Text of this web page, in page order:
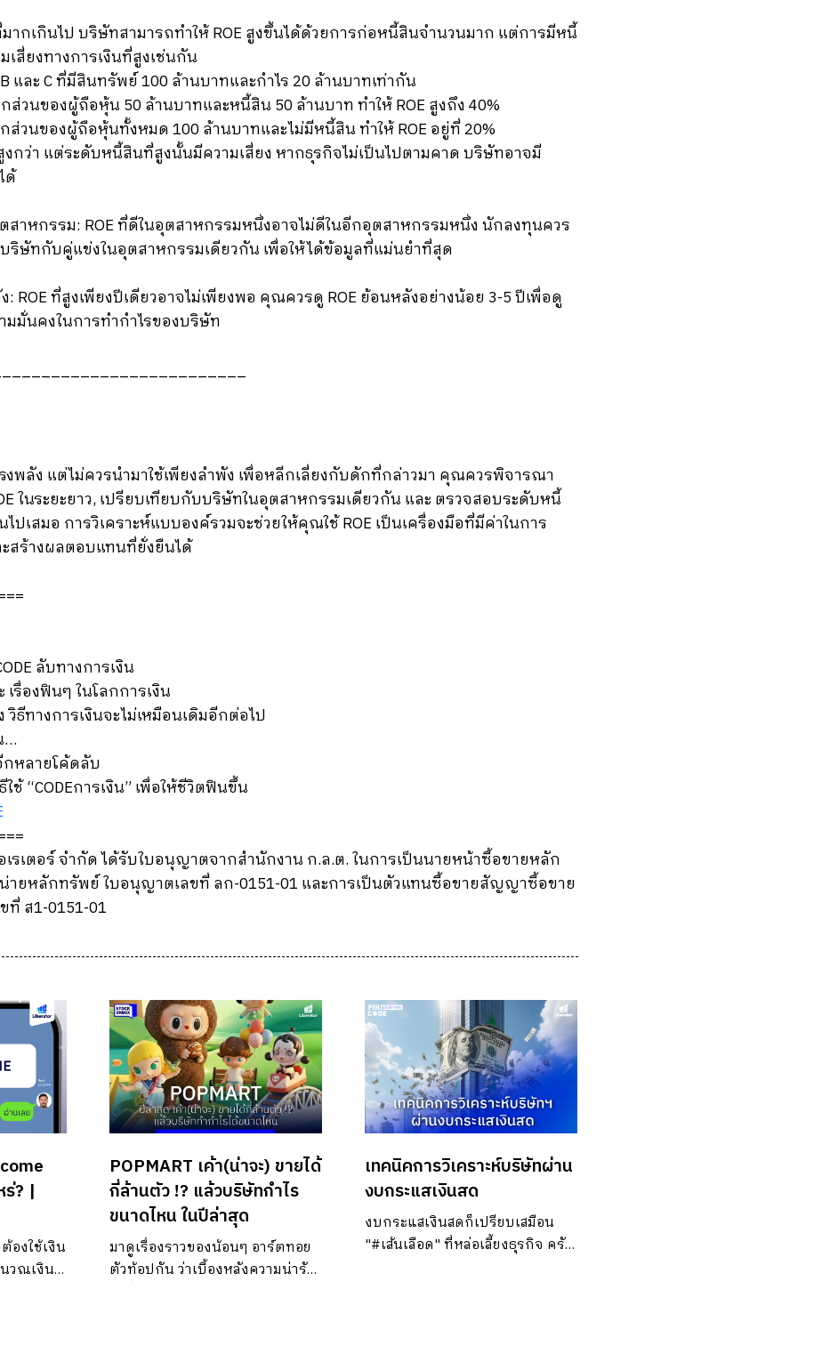
ากเกินไป บริษัทสามารถทำให้ ROE สูงขึ้นได้ด้วยการก่อหนี้สินจำนวนมาก แต่การมีหนี้
เสี่ยงทางการเงินที่สูงเช่นกัน
และ C ที่มีสินทรัพย์ 100 ล้านบาทและกำไร 20 ล้านบาทเท่ากัน
ส่วนของผู้ถือหุ้น 50 ล้านบาทและหนี้สิน 50 ล้านบาท ทำให้ ROE สูงถึง 40%
กส่วนของผู้ถือหุ้นทั้งหมด 100 ล้านบาทและไม่มีหนี้สิน ทำให้ ROE อยู่ที่ 20%
งกว่า แต่ระดับหนี้สินที่สูงนั้นมีความเสี่ยง หากธุรกิจไม่เป็นไปตามคาด บริษัทอาจมี
ด้
สาหกรรม: ROE ที่ดีในอุตสาหกรรมหนึ่งอาจไม่ดีในอีกอุตสาหกรรมหนึ่ง นักลงทุนควร
บริษัทกับคู่แข่งในอุตสาหกรรมเดียวกัน เพื่อให้ได้ข้อมูลที่แม่นยำที่สุด
: ROE ที่สูงเพียงปีเดียวอาจไม่เพียงพอ คุณควรดู ROE ย้อนหลังอย่างน้อย 3-5 ปีเพื่อดู
มมั่นคงในการทำกำไรของบริษัท
งพลัง แต่ไม่ควรนำมาใช้เพียงลำพัง เพื่อหลีกเลี่ยงกับดักที่กล่าวมา คุณควรพิจารณา
ในระยะยาว, เปรียบเทียบกับบริษัทในอุตสาหกรรมเดียวกัน และ ตรวจสอบระดับหนี้
เสมอ การวิเคราะห์แบบองค์รวมจะช่วยให้คุณใช้ ROE เป็นเครื่องมือที่มีค่าในการ
ร้างผลตอบแทนที่ยั่งยืนได้
ลับทางการเงิน
เรื่องฟินๆ ในโลกการเงิน
ธีทางการเงินจะไม่เหมือนเดิมอีกต่อไป
…
กหลายโค้ดลับ
ช้ “CODEการเงิน” เพื่อให้ชีวิตฟินขึ้น
รเตอร์ จำกัด ได้รับใบอนุญาตจากสำนักงาน ก.ล.ต. ในการเป็นนายหน้าซื้อขายหลัก
ายหลักทรัพย์ ใบอนุญาตเลขที่ ลก-0151-01 และการเป็นตัวแทนซื้อขายสัญญาซื้อขาย
ที่ ส1-0151-01
ร่? |
องใช้เงิน
วณเงิน
POPMART เค้า(น่าจะ) ขายได้
กี่ล้านตัว !? แล้วบริษัทกำไร
ขนาดไหน ในปีล่าสุด
มาดูเรื่องราวของน้อนๆ อาร์ตทอย
ตัวท้อปกัน ว่าเบื้องหลังความน่ารัก
เทคนิคการวิเคราะห์บริษัทผ่าน
งบกระแสเงินสด
งบกระแสเงินสดก็เปรียบเสมือน
"#เส้นเลือด" ที่หล่อเลี้ยงธุรกิจ ครับ